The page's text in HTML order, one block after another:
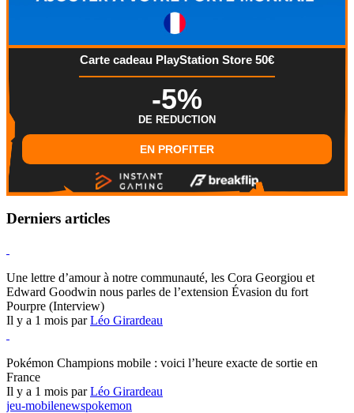
Carte cadeau PlayStation Store 50€
-5%
DE REDUCTION
EN PROFITER
Derniers articles
Une lettre d’amour à notre communauté, les Cora Georgiou et
Edward Goodwin nous parles de l’extension Évasion du fort
Pourpre (Interview)
Il y a 1 mois parLéo Girardeau
Pokémon Champions mobile : voici l’heure exacte de sortie en
France
Il y a 1 mois parLéo Girardeau
jeu-mobilenewspokemon